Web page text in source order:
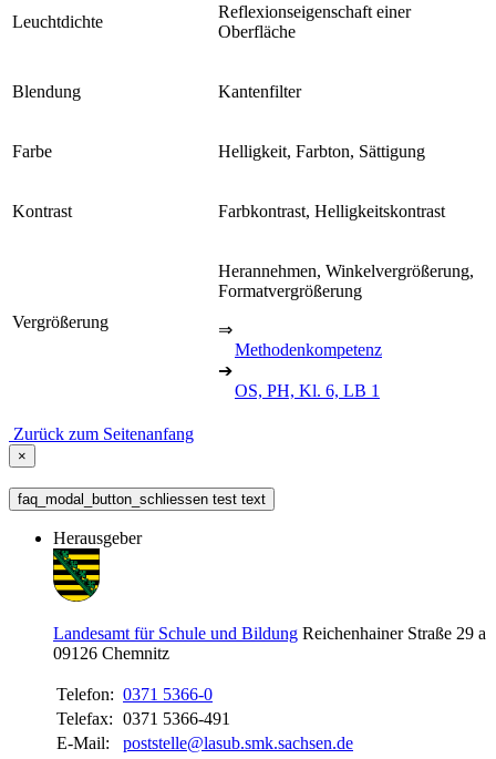
Leuchtdichte
Reflexionseigenschaft einer
Oberfläche
Blendung Kantenfilter
Farbe Helligkeit, Farbton, Sättigung
Kontrast Farbkontrast, Helligkeitskontrast
Vergrößerung
Herannehmen, Winkelvergrößerung,
Formatvergrößerung
⇒
Methodenkompetenz
➔
OS, PH, Kl. 6, LB 1
Zurück zum Seitenanfang
×
faq_modal_button_schliessen test text
Herausgeber
Landesamt für Schule und Bildung Reichenhainer Straße 29 a
09126 Chemnitz
Telefon: 0371 5366-0
Telefax: 0371 5366-491
E-Mail:
poststelle@lasub.smk.sachsen.de